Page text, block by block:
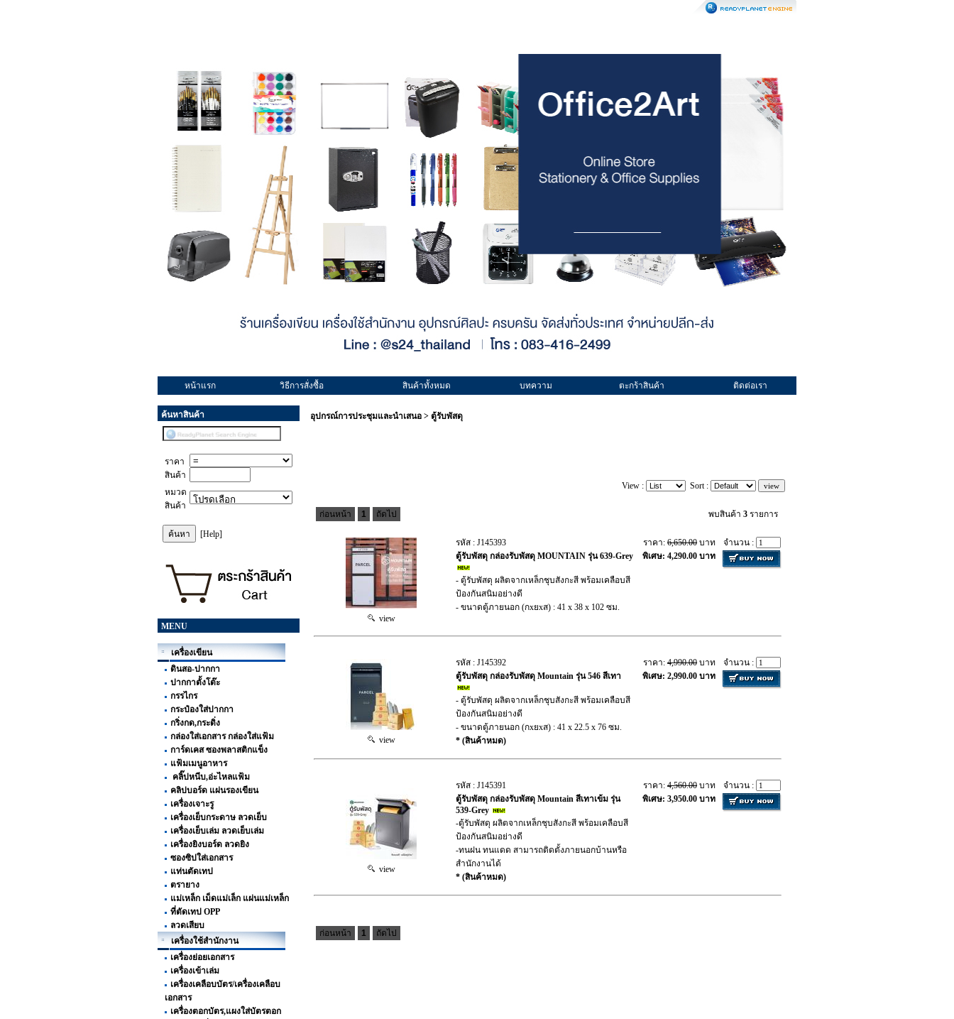
หน้าแรก วิธีการสั่งซื้อ สินค้าทั้งหมด บทความ ตะกร้าสินค้า ติดต่อเรา
ค้นหาสินค้า
ราคา
สินค้า
หมวด
สินค้า
[Help]
MENU
เครื่องเขียน
ดินสอ-ปากกา
ปากกาตั้งโต๊ะ
กรรไกร
กระป๋องใส่ปากกา
กริ่งกด,กระดิ่ง
กล่องใส่เอกสาร กล่องใส่แฟ้ม
การ์ดเคส ซองพลาสติกแข็ง
แฟ้มเมนูอาหาร
คลิ๊ปหนีบ,อ่ะไหลแฟ้ม
คลิปบอร์ด แผ่นรองเขียน
เครื่องเจาะรู
เครื่องเย็บกระดาษ ลวดเย็บ
เครื่องเย็บเล่ม ลวดเย็บเล่ม
เครื่องยิงบอร์ด ลวดยิง
ซองซิปใส่เอกสาร
แท่นตัดเทป
ตรายาง
แม่เหล็ก เม็ดแม่เล็ก แผ่นแม่เหล็ก
ที่ตัดเทป OPP
ลวดเสียบ
เครื่องใช้สำนักงาน
เครื่องย่อยเอกสาร
เครื่องเข้าเล่ม
เครื่องเคลือบบัตร/เครื่องเคลือบ
เอกสาร
เครื่องตอกบัตร,แผงใส่บัตรตอก
อุปกรณ์การประชุมและนำเสนอ >ตู้รับพัสดุ
View : Sort :
ก่อนหน้า 1 ถัดไป พบสินค้า3 รายการ
view
รหัส : J145393
ตู้รับพัสดุ กล่องรับพัสดุ MOUNTAIN รุ่น 639-Grey
- ตู้รับพัสดุ ผลิตจากเหล็กชุบสังกะสี พร้อมเคลือบสี
ป้องกันสนิมอย่างดี
- ขนาดตู้ภายนอก (กxยxส) : 41 x 38 x 102 ซม.
ราคา:6,650.00 บาท
พิเศษ: 4,290.00 บาท
จำนวน :
view
รหัส : J145392
ตู้รับพัสดุ กล่องรับพัสดุ Mountain รุ่น 546 สีเทา
- ตู้รับพัสดุ ผลิตจากเหล็กชุบสังกะสี พร้อมเคลือบสี
ป้องกันสนิมอย่างดี
- ขนาดตู้ภายนอก (กxยxส) : 41 x 22.5 x 76 ซม.
* (สินค้าหมด)
ราคา:4,990.00 บาท
พิเศษ: 2,990.00 บาท
จำนวน :
view
รหัส : J145391
ตู้รับพัสดุ กล่องรับพัสดุ Mountain สีเทาเข้ม รุ่น
539-Grey
-ตู้รับพัสดุ ผลิตจากเหล็กชุบสังกะสี พร้อมเคลือบสี
ป้องกันสนิมอย่างดี
-ทนฝน ทนแดด สามารถติดตั้งภายนอกบ้านหรือ
สำนักงานได้
* (สินค้าหมด)
ราคา:4,560.00 บาท
พิเศษ: 3,950.00 บาท
จำนวน :
ก่อนหน้า 1 ถัดไป